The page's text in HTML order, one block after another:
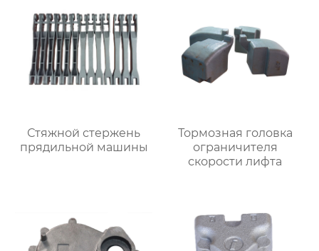
Стяжной стержень
прядильной машины
Тормозная головка
ограничителя
скорости лифта